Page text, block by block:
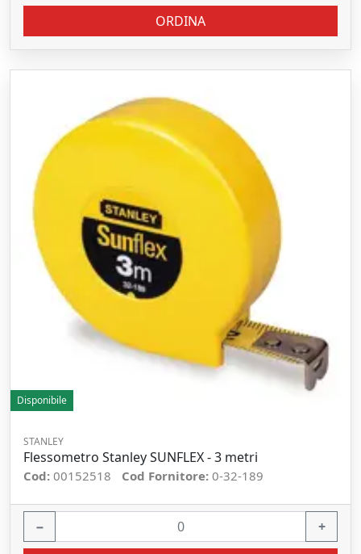
ORDINA
Disponibile
STANLEY
Flessometro Stanley SUNFLEX - 3 metri
Cod: 00152518 Cod Fornitore: 0-32-189
− +